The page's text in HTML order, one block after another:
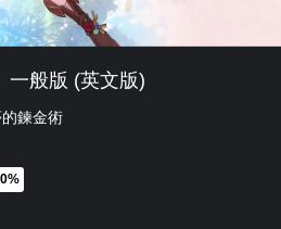
一般版 (英文版)
鍊金術